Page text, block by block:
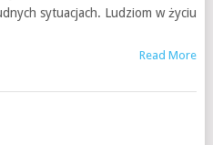
sytuacjach. Ludziom w życiu
Read More